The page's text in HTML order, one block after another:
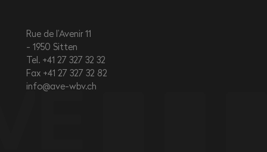
Rue de l’Avenir 11
1950 Sitten
Tel. +41 27 327 32 32
Fax +41 27 327 32 82
info@ave-wbv.ch